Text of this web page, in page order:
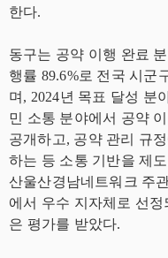
한다.
동구는 공약 이행 완료
행률 89.6%로 전국 시군
며, 2024년 목표 달성 분
민 소통 분야에서 공약
공개하고, 공약 관리 규
하는 등 소통 기반을 제
산울산경남네트워크 주
에서 우수 지자체로 선
은 평가를 받았다.